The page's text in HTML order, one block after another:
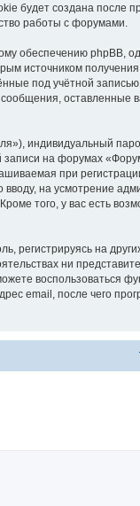
будет создана после
работы с форумами.
обеспечению phpBB,
источником
под учётной
оставленные
индивидуальный
на форумах
при
вводу, на усмотрение
того, у вас есть
регистрируясь на
ни
воспользоваться
email, после чего